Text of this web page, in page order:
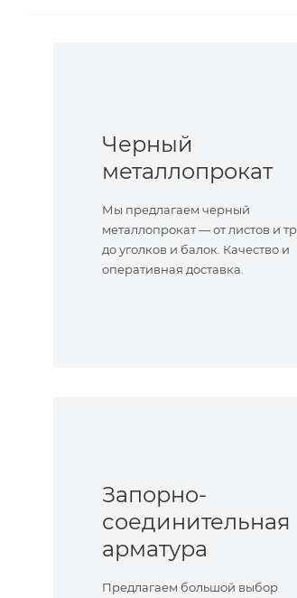
Черный
металлопрокат
Мы предлагаем черный
металлопрокат — от листов и
до уголков и балок. Качество и
оперативная доставка.
Запорно-
соединительная
арматура
Предлагаем большой выбор